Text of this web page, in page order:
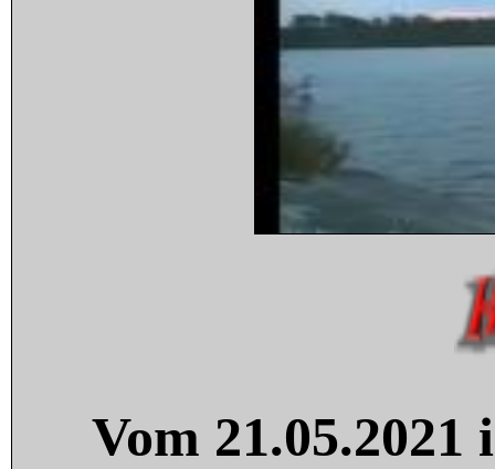
Vom 21.05.2021